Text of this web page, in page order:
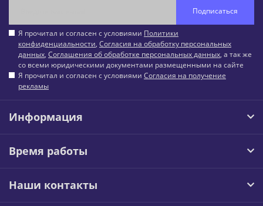
Подписаться
Я прочитал и согласен с условиями Политики
конфиденциальности, Согласия на обработку персональных
данных, Соглашения об обработке персональных данных, а так же
со всеми юридическими документами размещенными на сайте
Я прочитал и согласен с условиями Согласия на получение
рекламы
Информация
Время работы
Наши контакты